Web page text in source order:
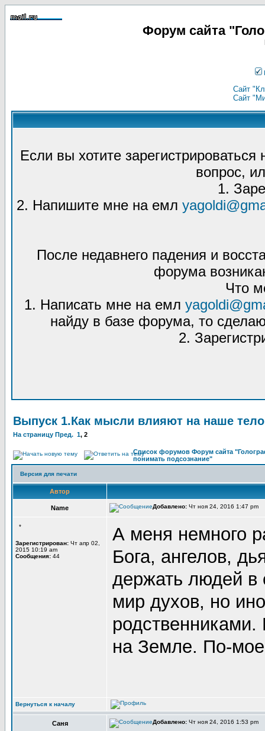
Форум сайта
Сайт
Сайт
Если вы хотите
вопрос,
1.
2. Напишите мне на емл
После недавнего падения и
форума
Что
1. Написать мне на емл
найду в базе форума, то
2.
Выпуск 1.Как мысли влияют на наше тело
На страницу Пред. 1, 2
Список форумов Форум сайта
понимать подсознание"
Версия для печати
Автор
Name Добавлено: Чт ноя 24, 2016 1:47 pm
*
Зарегистрирован: Чт апр 02,
2015 10:19 am
Сообщения: 44
А меня немного
Бога, ангелов,
держать людей в
мир духов, но
родственниками.
на Земле. По-
Вернуться к началу
Саня Добавлено: Чт ноя 24, 2016 1:53 pm